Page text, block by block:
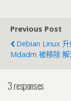
Previous Post
Debian Linux
Mdadm 被移除
3 responses